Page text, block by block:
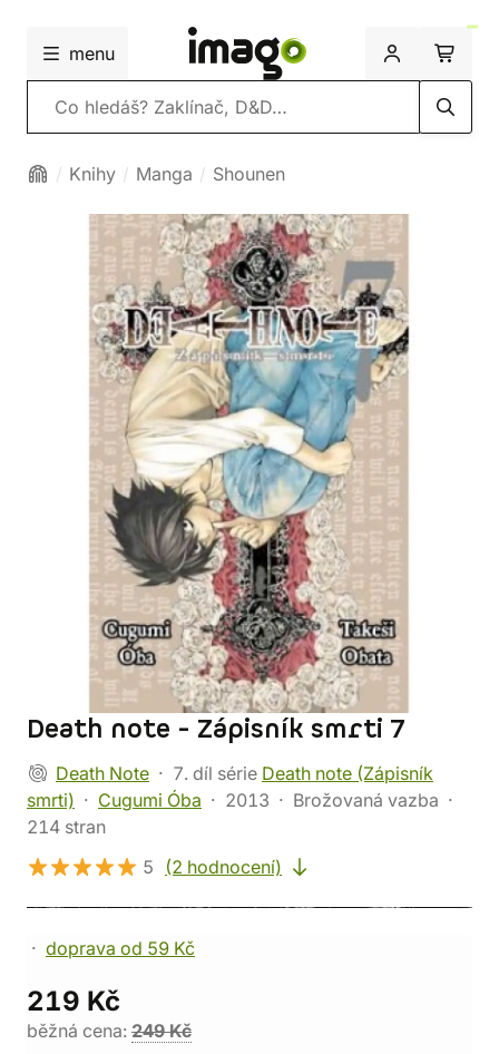
menu
Vyhledávání
Knihy Manga Shounen
Death note - Zápisník smrti 7
Death Note 7. díl série Death note (Zápisník
smrti)
Cugumi Óba 2013
Brožovaná vazba
214 stran
5
(2 hodnocení)
doprava od 59 Kč
219 Kč
běžná cena: 249 Kč